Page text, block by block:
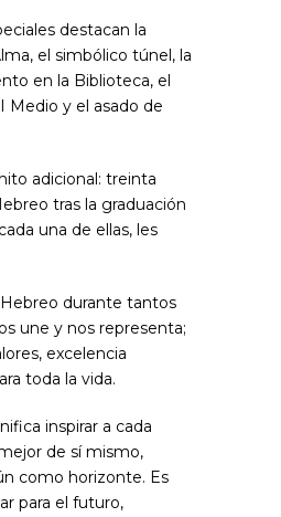
destacan la
, el simbólico túnel, la
en la Biblioteca, el
y el asado de
adicional: treinta
tras la graduación
una de ellas, les
durante tantos
une y nos representa;
excelencia
toda la vida.
inspirar a cada
de sí mismo,
como horizonte. Es
para el futuro,